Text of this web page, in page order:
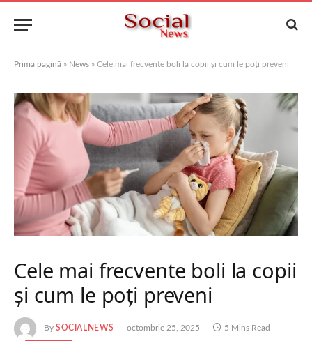
Prima pagină » News » Cele mai frecvente boli la copii și cum le poți preveni
Cele mai frecvente boli la copii
și cum le poți preveni
By SOCIALNEWS octombrie 25, 2025 5 Mins Read